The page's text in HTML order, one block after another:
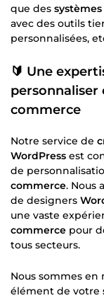
que des
avec des outils
personnalisées,
🔰 Une
personnaliser
commerce
Notre service de
WordPress est
de
commerce. Nous
de designers
une vaste
commerce pour
tous secteurs.
Nous sommes en
élément de votre